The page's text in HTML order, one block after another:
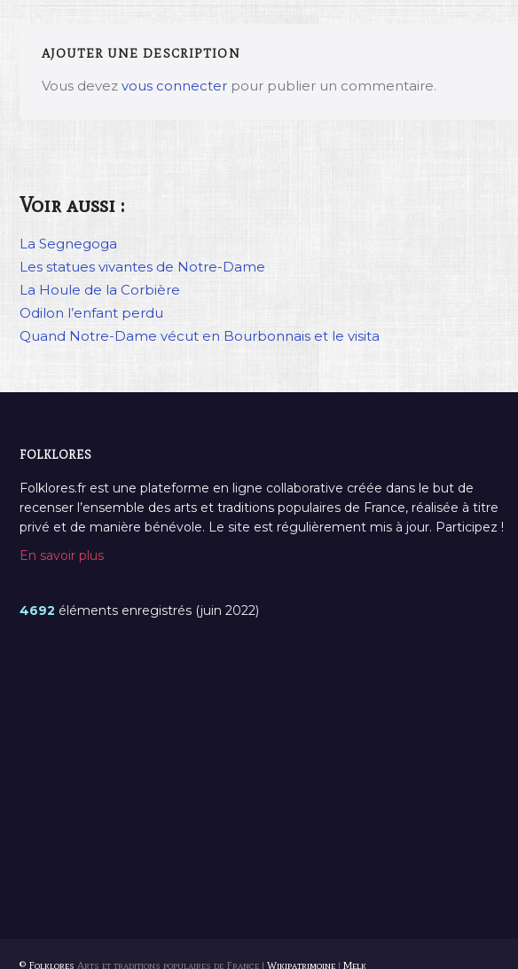
AJOUTER UNE DESCRIPTION
Vous devez vous connecter pour publier un commentaire.
Voir aussi :
La Segnegoga
Les statues vivantes de Notre-Dame
La Houle de la Corbière
Odilon l’enfant perdu
Quand Notre-Dame vécut en Bourbonnais et le visita
FOLKLORES
Folklores.fr est une plateforme en ligne collaborative créée dans le but de
recenser l’ensemble des arts et traditions populaires de France, réalisée à titre
privé et de manière bénévole. Le site est régulièrement mis à jour. Participez !
En savoir plus
4692 éléments enregistrés (juin 2022)
© Folklores Arts et traditions populaires de France | Wikipatrimoine | Melk